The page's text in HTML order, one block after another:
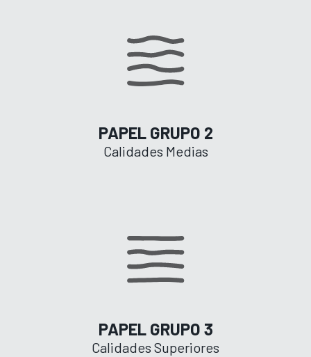
PAPEL GRUPO 2
Calidades Medias
PAPEL GRUPO 3
Calidades Superiores